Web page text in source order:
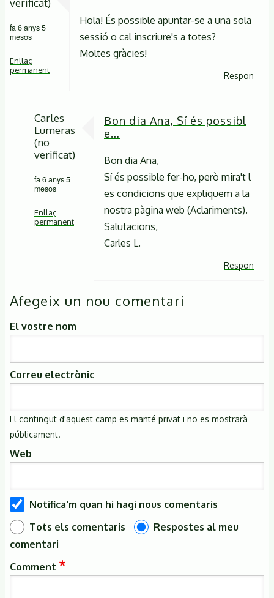
fa 6 anys 5
mesos
Enllaç
permanent
Hola! És possible apuntar-se a una sola
sessió o cal inscriure's a totes?
Moltes gràcies!
Respon
Carles
Lumeras
(no
verificat)
fa 6 anys 5
mesos
Enllaç
permanent
Hola!
És
possible
se…
Ana
(no
Bon dia Ana, Sí és possibl
e…
Bon dia Ana,
Sí és possible fer-ho, però mira't l
es condicions que expliquem a la
nostra pàgina web (Aclariments).
Salutacions,
Carles L.
Respon
Afegeix un nou comentari
El vostre nom
Correu electrònic
El contingut d'aquest camp es manté privat i no es mostrarà
públicament.
Web
Notifica'm quan hi hagi nous comentaris
Tots els comentaris
Respostes al meu
comentari
Comment